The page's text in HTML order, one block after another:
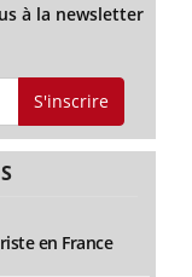
à la newsletter
S'inscrire
en France